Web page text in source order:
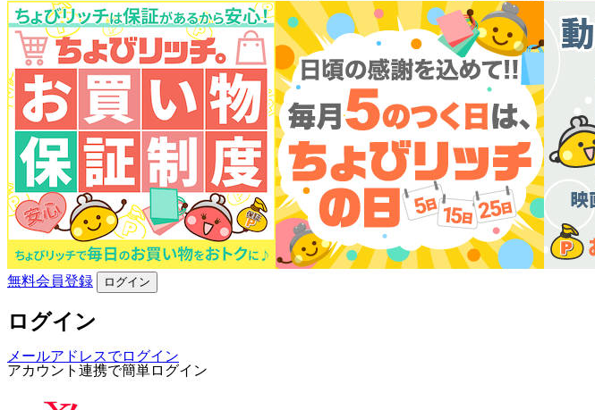
無料会員登録 ログイン
ログイン
メールアドレスでログイン
アカウント連携で簡単ログイン